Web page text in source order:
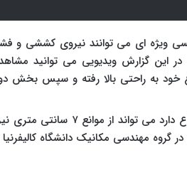
ویژه ای می توانند نیروی کششی و
این گزارش ویدیویی می توانید
خود به راحتی بالا رفته و سپس بخش
شایان ذکر است که این روبات که کمتر از ۴ سانتی متر
گروه مهندسی مکانیک دانشگاه